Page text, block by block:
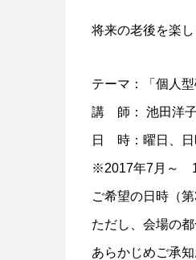
将来の老後を楽
テーマ：「個人
講 師： 池田洋子
日 時：曜日、日
※2017年7月～ 1
ご希望の日時（
ただし、会場の
あらかじめご承知